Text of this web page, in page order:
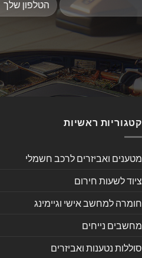
קטגוריות ראשיות
מטענים ואביזרים לרכב חשמלי
ציוד לשעות חירום
חומרה למחשב אישי וגיימינג
מחשבים נייחים
סוללות נטענות ואביזרים